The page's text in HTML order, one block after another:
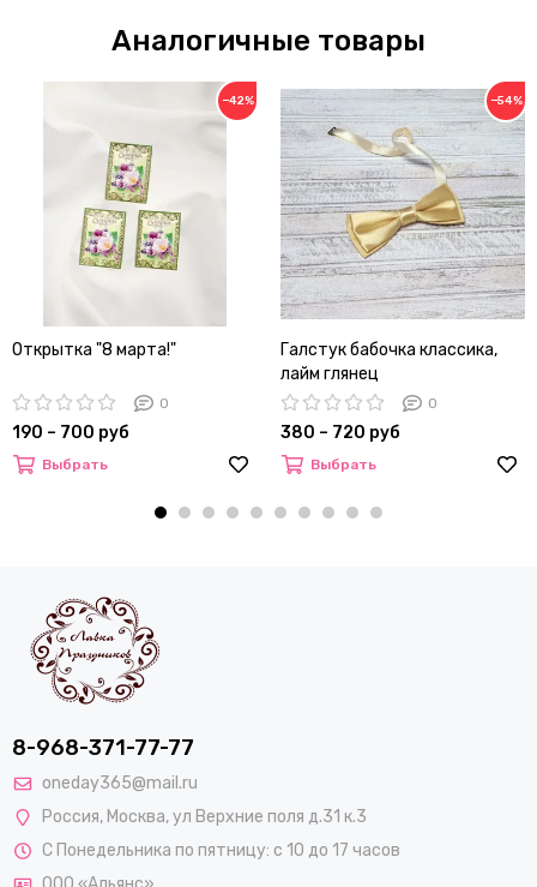
Аналогичные товары
−42%
Открытка "8 марта!"
0
190 – 700 руб
Выбрать
−54%
Галстук бабочка классика,
лайм глянец
0
380 – 720 руб
Выбрать
8-968-371-77-77
oneday365@mail.ru
Россия, Москва,ул Верхние поля д.31 к.3
С Понедельника по пятницу: с 10 до 17 часов